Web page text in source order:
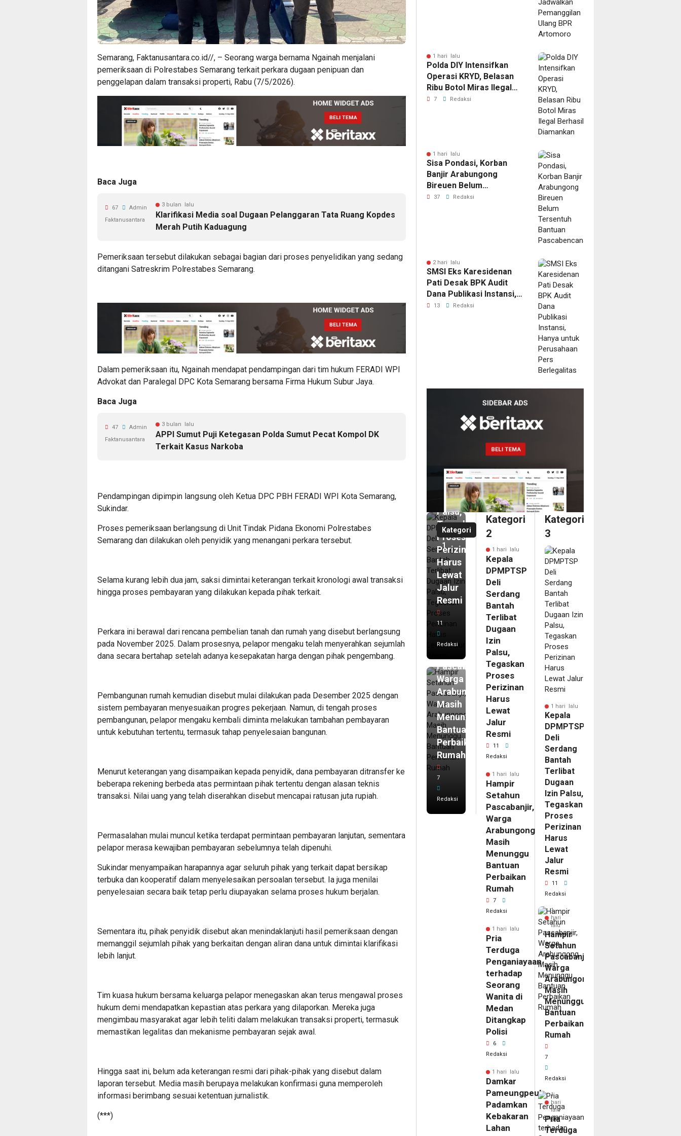
Semarang, Faktanusantara.co.id//, – Seorang warga bernama Ngainah menjalani
pemeriksaan di Polrestabes Semarang terkait perkara dugaan penipuan dan
penggelapan dalam transaksi properti, Rabu (7/5/2026).
Baca Juga
3 bulan lalu
Klarifikasi Media soal Dugaan Pelanggaran Tata Ruang Kopdes
Merah Putih Kaduagung
67
Admin
Faktanusantara
Pemeriksaan tersebut dilakukan sebagai bagian dari proses penyelidikan yang sedang
ditangani Satreskrim Polrestabes Semarang.
Dalam pemeriksaan itu, Ngainah mendapat pendampingan dari tim hukum FERADI WPI
Advokat dan Paralegal DPC Kota Semarang bersama Firma Hukum Subur Jaya.
Baca Juga
3 bulan lalu
APPI Sumut Puji Ketegasan Polda Sumut Pecat Kompol DK
Terkait Kasus Narkoba
47
Admin
Faktanusantara
Pendampingan dipimpin langsung oleh Ketua DPC PBH FERADI WPI Kota Semarang,
Sukindar.
Proses pemeriksaan berlangsung di Unit Tindak Pidana Ekonomi Polrestabes
Semarang dan dilakukan oleh penyidik yang menangani perkara tersebut.
Selama kurang lebih dua jam, saksi dimintai keterangan terkait kronologi awal transaksi
hingga proses pembayaran yang dilakukan kepada pihak terkait.
Perkara ini berawal dari rencana pembelian tanah dan rumah yang disebut berlangsung
pada November 2025. Dalam prosesnya, pelapor mengaku telah menyerahkan sejumlah
dana secara bertahap setelah adanya kesepakatan harga dengan pihak pengembang.
Pembangunan rumah kemudian disebut mulai dilakukan pada Desember 2025 dengan
sistem pembayaran menyesuaikan progres pekerjaan. Namun, di tengah proses
pembangunan, pelapor mengaku kembali diminta melakukan tambahan pembayaran
untuk kebutuhan tertentu, termasuk tahap penyelesaian bangunan.
Menurut keterangan yang disampaikan kepada penyidik, dana pembayaran ditransfer ke
beberapa rekening berbeda atas permintaan pihak tertentu dengan alasan teknis
transaksi. Nilai uang yang telah diserahkan disebut mencapai ratusan juta rupiah.
Permasalahan mulai muncul ketika terdapat permintaan pembayaran lanjutan, sementara
pelapor merasa kewajiban pembayaran sebelumnya telah dipenuhi.
Sukindar menyampaikan harapannya agar seluruh pihak yang terkait dapat bersikap
terbuka dan kooperatif dalam menyelesaikan persoalan tersebut. Ia juga menilai
penyelesaian secara baik tetap perlu diupayakan selama proses hukum berjalan.
Sementara itu, pihak penyidik disebut akan menindaklanjuti hasil pemeriksaan dengan
memanggil sejumlah pihak yang berkaitan dengan aliran dana untuk dimintai klarifikasi
lebih lanjut.
Tim kuasa hukum bersama keluarga pelapor menegaskan akan terus mengawal proses
hukum demi mendapatkan kepastian atas perkara yang dilaporkan. Mereka juga
mengimbau masyarakat agar lebih teliti dalam melakukan transaksi properti, termasuk
memastikan legalitas dan mekanisme pembayaran sejak awal.
Hingga saat ini, belum ada keterangan resmi dari pihak-pihak yang disebut dalam
laporan tersebut. Media masih berupaya melakukan konfirmasi guna memperoleh
informasi berimbang sesuai ketentuan jurnalistik.
(***)
1 hari lalu
Polda DIY Intensifkan
Operasi KRYD, Belasan
Ribu Botol Miras Ilegal
Berhasil Diamankan
7 Redaksi
1 hari lalu
Sisa Pondasi, Korban
Banjir Arabungong
Bireuen Belum
Tersentuh Bantuan
37 Redaksi
2 hari lalu
SMSI Eks Karesidenan
Pati Desak BPK Audit
Dana Publikasi Instansi,
Hanya untuk Perusahaan
13 Redaksi
Kategori
1
DPMPTSP
Terlibat
Dugaan
Izin
Palsu,
Tegaskan
Proses
Perizinan
Harus
Lewat
Jalur
Resmi
11
Redaksi
1
hari
Hampir
Setahun
Pascabanjir,
Warga
Arabungong
Masih
Menunggu
Bantuan
Perbaikan
Rumah
7
Redaksi
Kategori
2
1 hari lalu
Kepala
DPMPTSP
Deli
Serdang
Bantah
Terlibat
Dugaan
Izin
Palsu,
Tegaskan
Proses
Perizinan
Harus
Lewat
Jalur
Resmi
11
Redaksi
1 hari lalu
Hampir
Setahun
Pascabanjir,
Warga
Arabungong
Masih
Menunggu
Bantuan
Perbaikan
Rumah
7
Redaksi
1 hari lalu
Pria
Terduga
Penganiayaan
terhadap
Seorang
Wanita di
Medan
Ditangkap
Polisi
6
Redaksi
1 hari lalu
Damkar
Pameungpeuk
Padamkan
Kebakaran
Lahan
Kategori
3
1 hari lalu
Kepala
DPMPTSP
Deli
Serdang
Bantah
Terlibat
Dugaan
Izin Palsu,
Tegaskan
Proses
Perizinan
Harus
Lewat
Jalur
Resmi
11
Redaksi
1
hari
lalu
Hampir
Setahun
Pascabanjir,
Warga
Arabungong
Masih
Menunggu
Bantuan
Perbaikan
Rumah
7
Redaksi
1
hari
lalu
Pria
Terduga